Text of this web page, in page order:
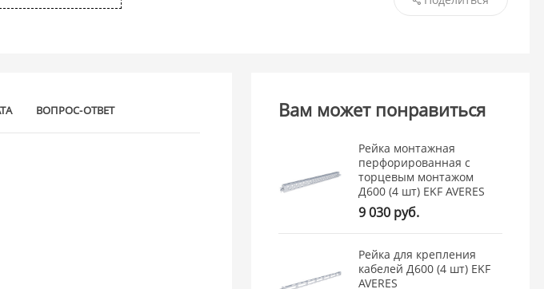
ВОПРОС-ОТВЕТ Вам может понравиться
Рейка монтажная
перфорированная с
торцевым монтажом
Д600 (4 шт) EKF AVERES
9 030 руб.
Рейка для крепления
кабелей Д600 (4 шт) EKF
AVERES